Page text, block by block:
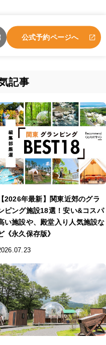
公式予約ページへ
記事
【2026年最新】関東近郊のグラ
ピング施設18選！安い&コスパ
い施設や、殿堂入り人気施設な
《永久保存版》